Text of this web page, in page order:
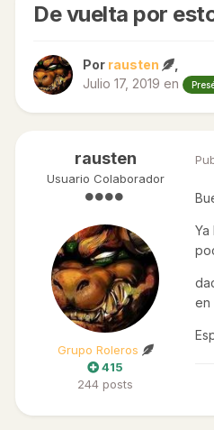
De vuelta por
Por rausten
Julio 17, 2019 en
rausten
Usuario Colaborador
Grupo Roleros
415
244 posts
en